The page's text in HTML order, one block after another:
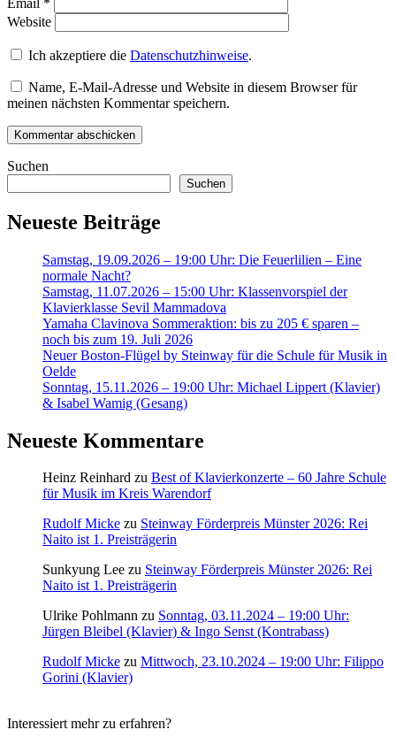
Website
Ich akzeptiere die Datenschutzhinweise.
Name, E-Mail-Adresse und Website in diesem Browser für
meinen nächsten Kommentar speichern.
Suchen
Suchen
Neueste Beiträge
Samstag, 19.09.2026 – 19:00 Uhr: Die Feuerlilien – Eine
normale Nacht?
Samstag, 11.07.2026 – 15:00 Uhr: Klassenvorspiel der
Klavierklasse Sevil Mammadova
Yamaha Clavinova Sommeraktion: bis zu 205 € sparen –
noch bis zum 19. Juli 2026
Neuer Boston-Flügel by Steinway für die Schule für Musik in
Oelde
Sonntag, 15.11.2026 – 19:00 Uhr: Michael Lippert (Klavier)
& Isabel Wamig (Gesang)
Neueste Kommentare
Heinz Reinhard zu Best of Klavierkonzerte – 60 Jahre Schule
für Musik im Kreis Warendorf
Rudolf Micke zu Steinway Förderpreis Münster 2026: Rei
Naito ist 1. Preisträgerin
Sunkyung Lee zu Steinway Förderpreis Münster 2026: Rei
Naito ist 1. Preisträgerin
Ulrike Pohlmann zu Sonntag, 03.11.2024 – 19:00 Uhr:
Jürgen Bleibel (Klavier) & Ingo Senst (Kontrabass)
Rudolf Micke zu Mittwoch, 23.10.2024 – 19:00 Uhr: Filippo
Gorini (Klavier)
Interessiert mehr zu erfahren?